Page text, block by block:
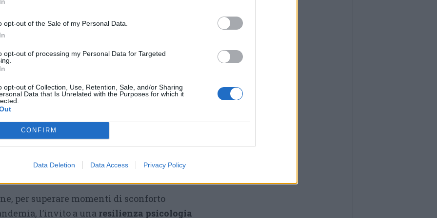
opt-out of the Sale of my Personal Data.
opt-out of processing my Personal Data for Targeted
opt-out of Collection, Use, Retention, Sale, and/or Sharing
Data that Is Unrelated with the Purposes for which it
CONFIRM
Data Deletion Data Access Privacy Policy
quanto accaduto nel mondo
medica ha rappresentato una negatività
che dalla dott.ssa Collovà,
ai malati oncologici, tra i più esposti al
l’interruzione dei controlli, la
la sospensione delle terapie hanno sono
in Oncologia, da qui la proposta della
per pazienti covid e quelli per pazienti
anche unripartenza immediata dei
, se ne sono persi più di 2milioni, unita
strutturati di telemedicina».
per superare momenti di sconforto
l’invito a una resilienza psicologia